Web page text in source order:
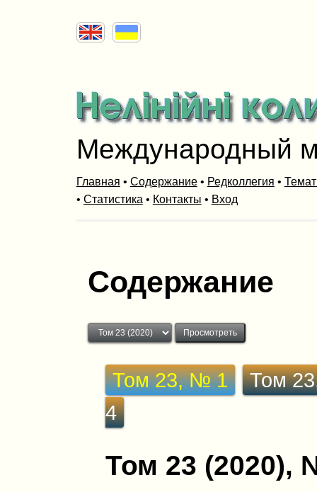
Международный
Главная • Содержание• Редколлегия •
• Статистика • Контакты • Вход
Содержание
Том 23, № 1
Том
4
Том 23 (2020),